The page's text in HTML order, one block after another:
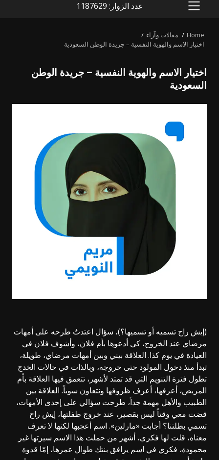
PRIMARY
عدد الزوار: 1187629
Home
مقالات وآراء
اختيار الاسم والهوية النفسية – جريدة الوطن السعودية
اختيار الاسم والهوية النفسية – جريدة الوطن
السعودية
(إيش راح تسميه أو تسميها؟)، سؤال اعتدتُ طرحه على أمهات
مرضاي عند الخروج، كي أدعوها بأم فلان، وأشوف فلان في
العيادة في يوم كذا. العلاقة بيني وبين أمهات مرضاي، طويلة،
تبدأ منذ دخول المولود حتى خروجه، وبالذات في حالات الخدج
تطول فترة التنويم التي قد تمتد لأشهر، تتعمق فيها العلاقة بأم
المريض، أعرفها، أعرف ظروفها ونتعاون سوياً. العلاقة بين
الطبيب والأهل مهمة جداً، طرحت سؤالي على إحدى الأمهات،
قضت معي وقتاً ليس بقصير، عند خروج طفلتها، إيش راح
تسمي بطلتنا؟ أجابت «مارلين». اسم أعجبها لكنها لا تعرف
معناه، قلت لها فكري، أشهر من حملت هذا الاسم سيرتها غير
محمودة، فكري في اسم يرافق بنتك طوال عمرها، إمّا قدوة